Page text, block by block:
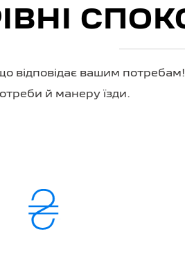
відповідає вашим потребам!
й манеру їзди.